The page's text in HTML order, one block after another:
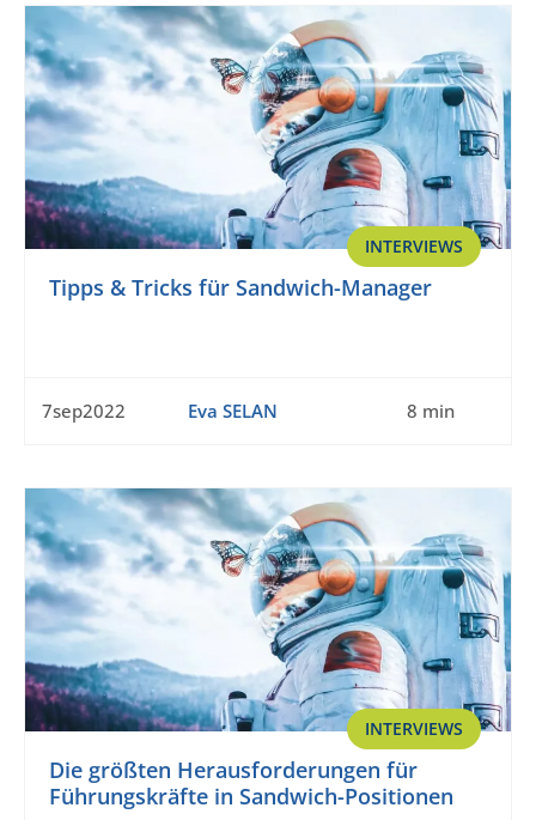
INTERVIEWS
Tipps & Tricks für Sandwich-Manager
7sep2022 Eva SELAN 8 min
INTERVIEWS
Die größten Herausforderungen für
Führungskräfte in Sandwich-Positionen